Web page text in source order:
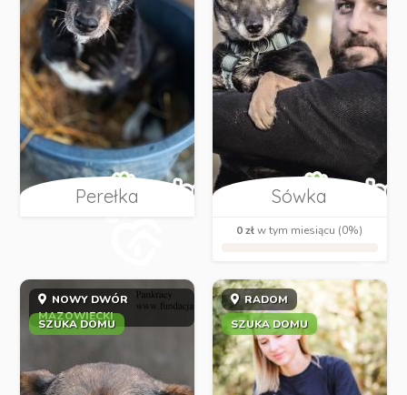
Perełka Sówka
0 złw tym miesiącu (0%)
NOWY DWÓR
MAZOWIECKI
SZUKA DOMU
RADOM
SZUKA DOMU